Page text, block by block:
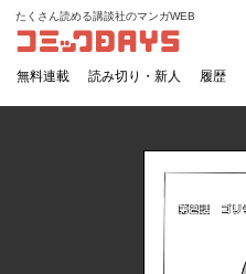
コミックDAYS
たくさん読める講談社のマンガWEB
無料連載 読み切り・新人 履歴